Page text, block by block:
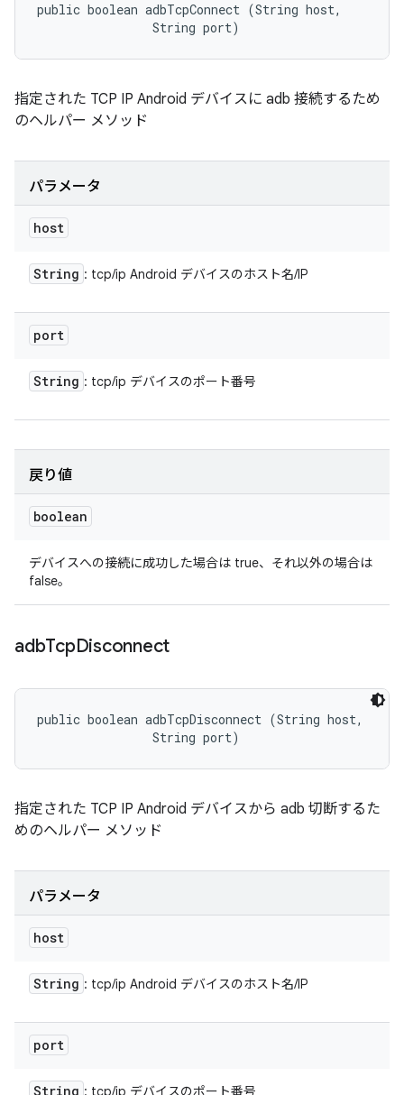
public boolean adbTcpConnect (String host,
                String port)
指定された TCP IP Android デバイスに adb 接続するため
のヘルパー メソッド
パラメータ
host
String : tcp/ip Android デバイスのホスト名/IP
port
String : tcp/ip デバイスのポート番号
戻り値
boolean
デバイスへの接続に成功した場合は true、それ以外の場合は
false。
adbTcpDisconnect
public boolean adbTcpDisconnect (String host,
                String port)
指定された TCP IP Android デバイスから adb 切断するた
めのヘルパー メソッド
パラメータ
host
String : tcp/ip Android デバイスのホスト名/IP
port
String : tcp/ip デバイスのポート番号